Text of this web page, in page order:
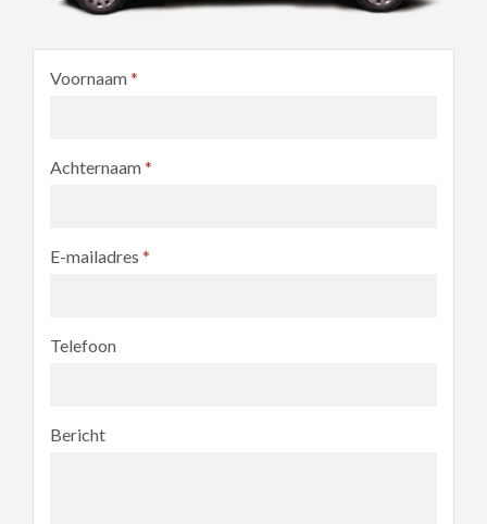
Voornaam*
Achternaam*
E-mailadres *
Telefoon
Bericht